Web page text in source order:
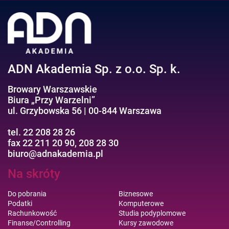
Efektywność osobista//Wellbeing
ADN Akademia Sp. z o.o. Sp. k.
Browary Warszawskie
Biura „Przy Warzelni”
ul. Grzybowska 56 | 00-844 Warszawa
tel. 22 208 28 26
fax 22 211 20 90, 208 28 30
biuro@adnakademia.pl
Na skróty
Do pobrania
Podatki
Rachunkowość
Finanse/Controlling
Biznesowe
Komputerowe
Studia podyplomowe
Kursy zawodowe